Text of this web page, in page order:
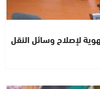
لإصلاح وسائل النقل